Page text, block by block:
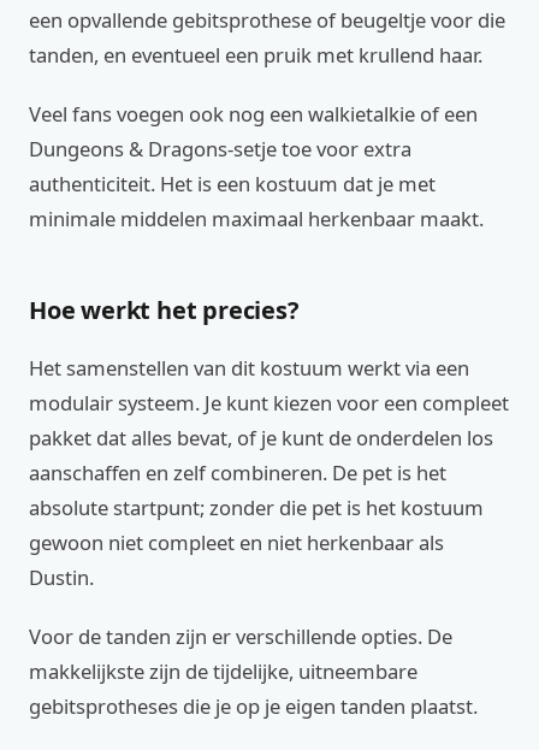
een opvallende gebitsprothese of beugeltje voor die
tanden, en eventueel een pruik met krullend haar.
Veel fans voegen ook nog een walkietalkie of een
Dungeons & Dragons-setje toe voor extra
authenticiteit. Het is een kostuum dat je met
minimale middelen maximaal herkenbaar maakt.
Hoe werkt het precies?
Het samenstellen van dit kostuum werkt via een
modulair systeem. Je kunt kiezen voor een compleet
pakket dat alles bevat, of je kunt de onderdelen los
aanschaffen en zelf combineren. De pet is het
absolute startpunt; zonder die pet is het kostuum
gewoon niet compleet en niet herkenbaar als
Dustin.
Voor de tanden zijn er verschillende opties. De
makkelijkste zijn de tijdelijke, uitneembare
gebitsprotheses die je op je eigen tanden plaatst.